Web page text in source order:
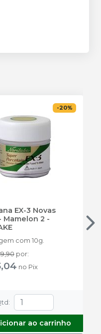
-20%
EX-3 Novas
Mamelon 2 -
com 10g.
por:
no Pix
:
ao carrinho